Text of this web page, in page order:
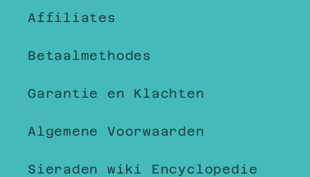
Affiliates
Betaalmethodes
Garantie en Klachten
Algemene Voorwaarden
Sieraden wiki Encyclopedie